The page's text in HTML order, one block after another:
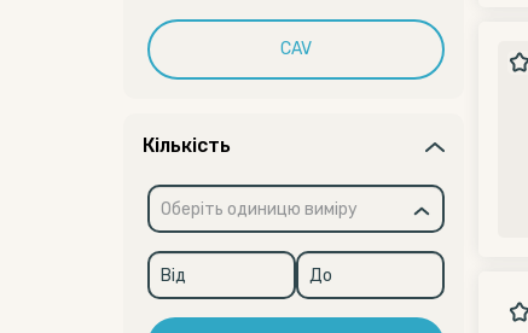
CAV
Кількість
Оберіть одиницю виміру